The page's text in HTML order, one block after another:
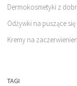
Dermokosmetyki z
Odżywki na puszące
Kremy na
TAGI